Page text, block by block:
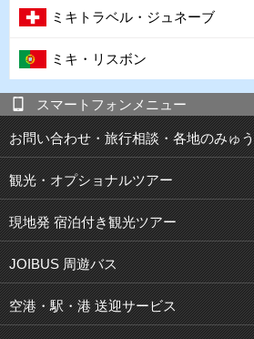
ミキトラベル・ジュネーブ
ミキ・リスボン
スマートフォンメニュー
お問い合わせ・旅行相談・各地のみゅう
観光・オプショナルツアー
現地発 宿泊付き観光ツアー
JOIBUS 周遊バス
空港・駅・港 送迎サービス